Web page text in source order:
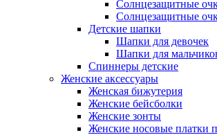
Солнцезащитные
Солнцезащитные
Детские шапки
Шапки для девочек
Шапки для
Спиннеры детские
Женские аксессуары
Женская бижутерия
Женские бейсболки
Женские зонты
Женские носовые платки